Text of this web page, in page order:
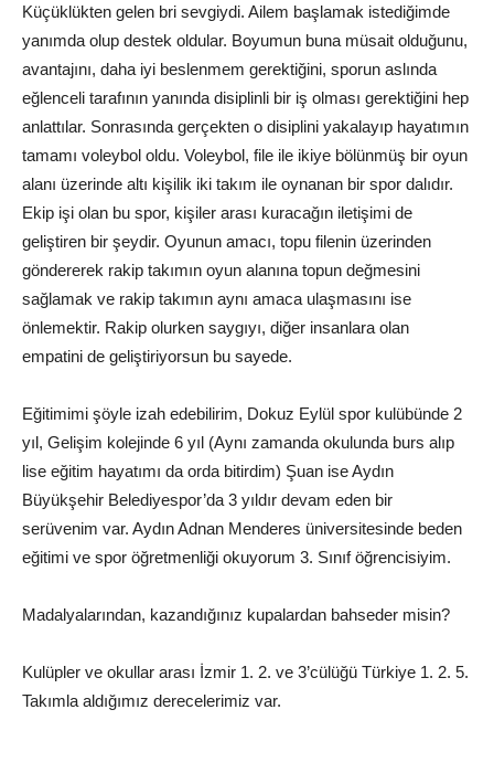
Küçüklükten gelen bri sevgiydi. Ailem başlamak istediğimde
yanımda olup destek oldular. Boyumun buna müsait olduğunu,
avantajını, daha iyi beslenmem gerektiğini, sporun aslında
eğlenceli tarafının yanında disiplinli bir iş olması gerektiğini hep
anlattılar. Sonrasında gerçekten o disiplini yakalayıp hayatımın
tamamı voleybol oldu. Voleybol, file ile ikiye bölünmüş bir oyun
alanı üzerinde altı kişilik iki takım ile oynanan bir spor dalıdır.
Ekip işi olan bu spor, kişiler arası kuracağın iletişimi de
geliştiren bir şeydir. Oyunun amacı, topu filenin üzerinden
göndererek rakip takımın oyun alanına topun değmesini
sağlamak ve rakip takımın aynı amaca ulaşmasını ise
önlemektir. Rakip olurken saygıyı, diğer insanlara olan
empatini de geliştiriyorsun bu sayede.
Eğitimimi şöyle izah edebilirim, Dokuz Eylül spor kulübünde 2
yıl, Gelişim kolejinde 6 yıl (Aynı zamanda okulunda burs alıp
lise eğitim hayatımı da orda bitirdim) Şuan ise Aydın
Büyükşehir Belediyespor’da 3 yıldır devam eden bir
serüvenim var. Aydın Adnan Menderes üniversitesinde beden
eğitimi ve spor öğretmenliği okuyorum 3. Sınıf öğrencisiyim.
Madalyalarından, kazandığınız kupalardan bahseder misin?
Kulüpler ve okullar arası İzmir 1. 2. ve 3’cülüğü Türkiye 1. 2. 5.
Takımla aldığımız derecelerimiz var.